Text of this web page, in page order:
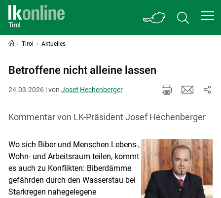
Tirol Aktuelles
Betroffene nicht alleine lassen
24.03.2026 | von Josef Hechenberger
Kommentar von LK-Präsident Josef Hechenberger
Wo sich Biber und Menschen Lebens-,
Wohn- und Arbeitsraum teilen, kommt
es auch zu Konflikten: Biberdämme
gefährden durch den Wasserstau bei
Starkregen nahegelegene